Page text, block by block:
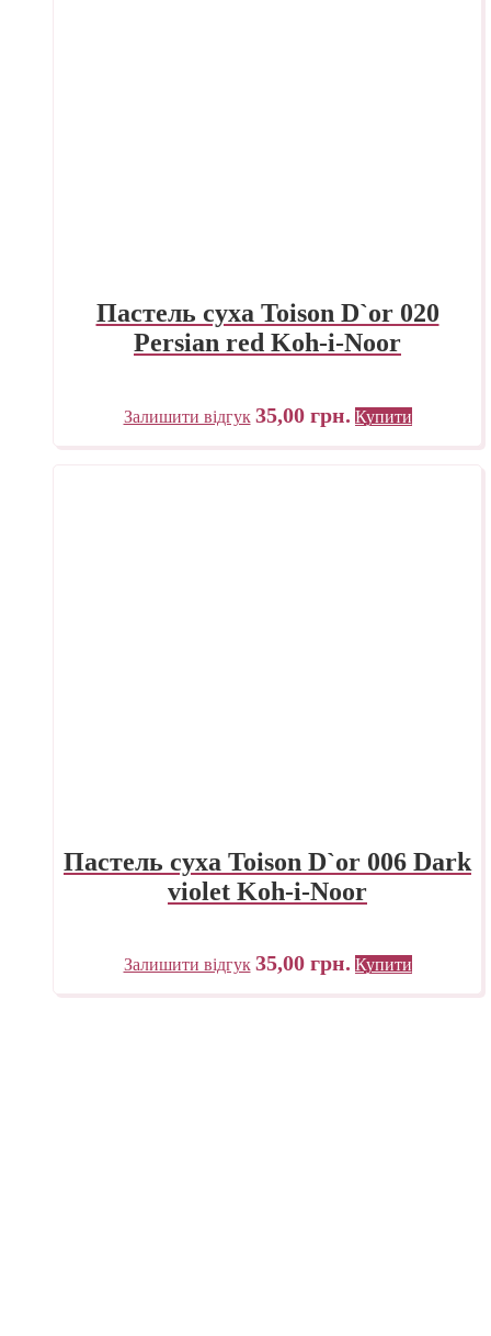
Пастель суха Toison D`or 020
Persian red Koh-i-Noor
Залишити відгук 35,00 грн. Купити
Пастель суха Toison D`or 006 Dark
violet Koh-i-Noor
Залишити відгук 35,00 грн. Купити